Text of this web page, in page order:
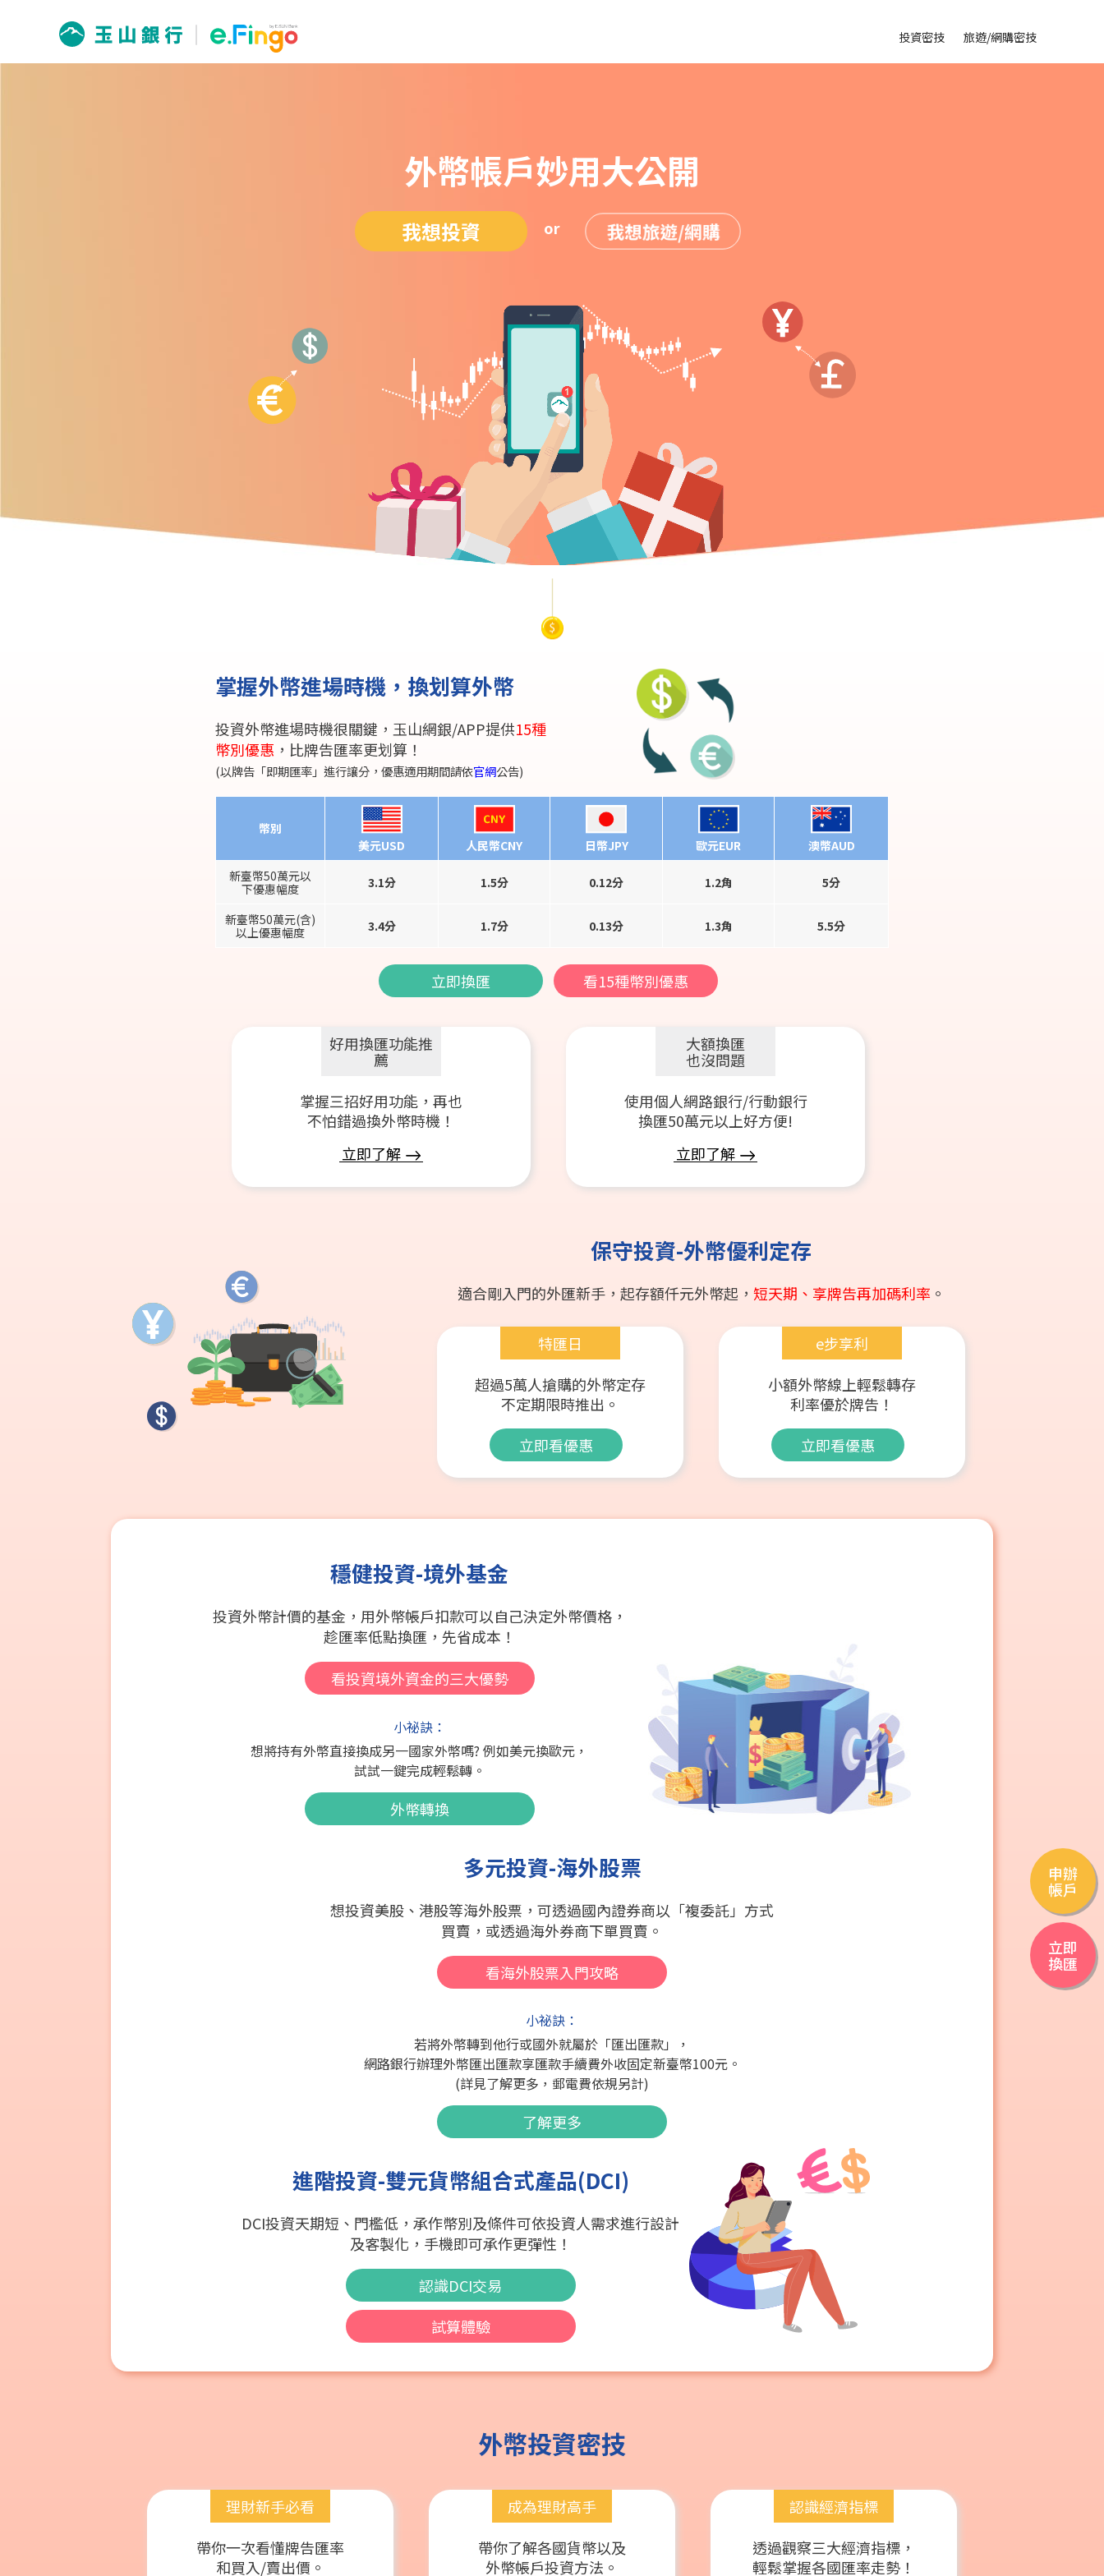
投資密技 旅遊/網購密技
外幣帳戶妙用大公開
我想投資 or 我想旅遊/網購
掌握外幣進場時機，換划算外幣
投資外幣進場時機很關鍵，玉山網銀/APP提供15種
幣別優惠 ，比牌告匯率更划算！
(以牌告「即期匯率」進行讓分，優惠適用期間請依官網公告)
幣別
美元USD
人民幣CNY 日幣JPY 歐元EUR
澳幣AUD
新臺幣50萬元以
下優惠幅度
3.1分 1.5分 0.12分 1.2角 5分
新臺幣50萬元(含)
以上優惠幅度
3.4分 1.7分 0.13分 1.3角 5.5分
立即換匯 看15種幣別優惠
好用換匯功能推
薦
掌握三招好用功能，再也
不怕錯過換外幣時機！
立即了解
大額換匯
也沒問題
使用個人網路銀行/行動銀行
換匯50萬元以上好方便!
立即了解
保守投資-外幣優利定存
適合剛入門的外匯新手，起存額仟元外幣起， 短天期、享牌告再加碼利率 。
特匯日
超過5萬人搶購的外幣定存
不定期限時推出。
立即看優惠
e步享利
小額外幣線上輕鬆轉存
利率優於牌告！
立即看優惠
穩健投資-境外基金
投資外幣計價的基金，用外幣帳戶扣款可以自己決定外幣價格，
趁匯率低點換匯，先省成本！
看投資境外資金的三大優勢
小祕訣：
想將持有外幣直接換成另一國家外幣嗎? 例如美元換歐元，
試試一鍵完成輕鬆轉。
外幣轉換
多元投資-海外股票
想投資美股、港股等海外股票，可透過國內證券商以「複委託」方式
買賣，或透過海外券商下單買賣。
看海外股票入門攻略
小祕訣：
若將外幣轉到他行或國外就屬於「匯出匯款」，
網路銀行辦理外幣匯出匯款享匯款手續費外收固定新臺幣100元。
(詳見了解更多，郵電費依規另計)
了解更多
進階投資-雙元貨幣組合式產品(DCI)
DCI投資天期短、門檻低，承作幣別及條件可依投資人需求進行設計
及客製化，手機即可承作更彈性！
認識DCI交易
試算體驗
外幣投資密技
理財新手必看
帶你一次看懂牌告匯率
和買入/賣出價。
成為理財高手
帶你了解各國貨幣以及
外幣帳戶投資方法。
認識經濟指標
透過觀察三大經濟指標，
輕鬆掌握各國匯率走勢！
申辦
帳戶
立即
換匯